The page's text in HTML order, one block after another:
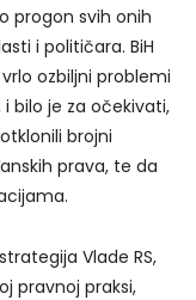
progon svih onih
i političara. BiH
ozbiljni problemi
bilo je za očekivati,
brojni
prava, te da
Vlade RS,
pravnoj praksi,